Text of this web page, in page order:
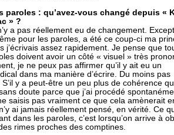
paroles : qu’avez-vous changé depuis «
» ?
a pas réellement eu de changement.
pour les paroles, a été ce coup-ci ma
j’écrivais assez rapidement. Je pense que
doivent avoir un côté « visuel » très
je ne peux pas affirmer qu’il y ait eu un
dans ma manière d’écrire. Du moins pas
y a peut-être un peu plus de cohérence
doute parce que j’ai procédé
saisis pas vraiment ce que cela amènerait
ai jamais réellement pensé, en vérité. Ce
dans les paroles, c’est lorsqu’on arrive à
rimes proches des comptines.